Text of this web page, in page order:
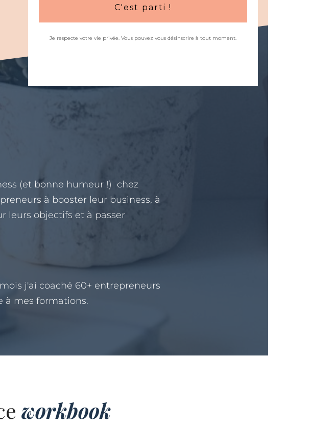
C'est parti !
Je respecte votre vie privée. Vous pouvez vous désinscrire à tout moment.
(et bonne humeur !) chez
à booster leur business, à
leurs objectifs et à passer
j'ai coaché 60+ entrepreneurs
à mes formations.
workbook